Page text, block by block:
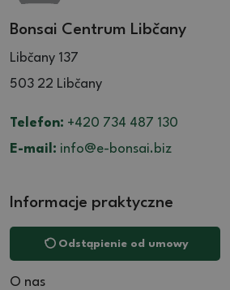
Bonsai Centrum Libčany
Libčany 137
503 22 Libčany
Telefon: +420 734 487 130
E-mail: info@e-bonsai.biz
Informacje praktyczne
Odstąpienie od umowy
O nas